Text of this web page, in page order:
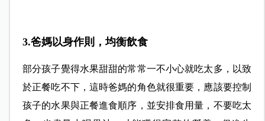
3.爸媽以身作則，均衡飲食
部分孩子覺得水果甜甜的常常一不小心就吃太多，以致
於正餐吃不下，這時爸媽的角色就很重要，應該要控制
孩子的水果與正餐進食順序，並安排食用量，不要吃太